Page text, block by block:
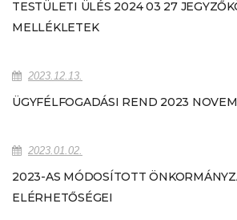
TESTÜLETI ÜLÉS 2024 03 27
MELLÉKLETEK
2023.12.13.
ÜGYFÉLFOGADÁSI REND 2023
2023.01.02.
2023-AS MÓDOSÍTOTT
ELÉRHETŐSÉGEI